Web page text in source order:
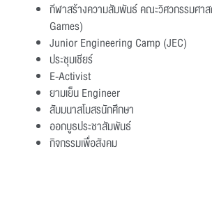
กีฬาสร้างความสัมพันธ์ คณะวิศวกรรมศา
Games)
Junior Engineering Camp (JEC)
ประชุมเชียร์
E-Activist
ยามเย็น Engineer
สัมมนาสโมสรนักศึกษา
ออกบูธประชาสัมพันธ์
กิจกรรมเพื่อสังคม